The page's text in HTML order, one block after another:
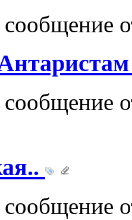
сообщение
сообщение
сообщение